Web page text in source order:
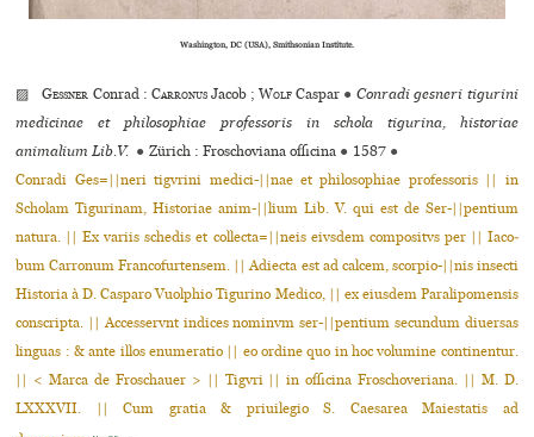
Washington, DC (USA), Smithsonian Institute.
▨Gessner Conrad : CarronusJacob ; Wolf Caspar ● Conradi gesneri tigurini
medicinae et philosophiae professoris in schola tigurina, historiae
animalium Lib.V. ● Zürich : Froschoviana officina ● 1587 ●
Conradi Ges=||neri tigvrini medici-||nae et philosophiae professoris || in
Scholam Tigurinam, Historiae anim-||lium Lib. V. qui est de Ser-||pentium
natura. || Ex variis schedis et collecta=||neis eivsdem compositvs per || Iaco­
bum Carronum Francofurtensem. || Adiecta est ad calcem, scorpio-||nis in­secti
Historia à D. Casparo Vuolphio Tigurino Medico, || ex eiusdem Parali­pomensis
conscripta. || Accesservnt indices nominvm ser-||pentium secun­dum diuersas
linguas : & ante illos enumeratio || eo ordine quo in hoc volu­mine continentur.
|| < Marca de Froschauer > || Tigvri || in officina Frosch­overiana. || M. D.
LXXXVII. || Cum gratia & priuilegio S. Caesarea Maies­tatis ad